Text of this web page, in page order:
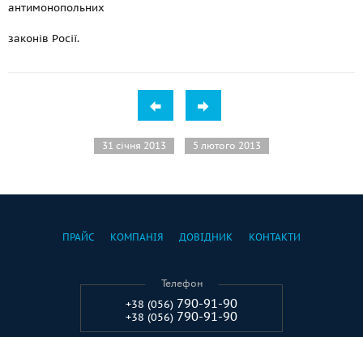
антимонопольних
законів Росії.
31 січня 2013 5 лютого 2013
ПРАЙС КОМПАНІЯ ДОВІДНИК КОНТАКТИ
Телефон
+38 (056) 790-91-90
+38 (056) 790-91-90